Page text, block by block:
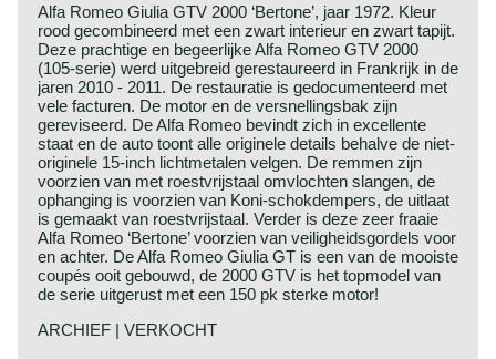
Alfa Romeo Giulia GTV 2000 ‘Bertone’, jaar 1972. Kleur
rood gecombineerd met een zwart interieur en zwart tapijt.
Deze prachtige en begeerlijke Alfa Romeo GTV 2000
(105-serie) werd uitgebreid gerestaureerd in Frankrijk in de
jaren 2010 - 2011. De restauratie is gedocumenteerd met
vele facturen. De motor en de versnellingsbak zijn
gereviseerd. De Alfa Romeo bevindt zich in excellente
staat en de auto toont alle originele details behalve de niet-
originele 15-inch lichtmetalen velgen. De remmen zijn
voorzien van met roestvrijstaal omvlochten slangen, de
ophanging is voorzien van Koni-schokdempers, de uitlaat
is gemaakt van roestvrijstaal. Verder is deze zeer fraaie
Alfa Romeo ‘Bertone’ voorzien van veiligheidsgordels voor
en achter. De Alfa Romeo Giulia GT is een van de mooiste
coupés ooit gebouwd, de 2000 GTV is het topmodel van
de serie uitgerust met een 150 pk sterke motor!
ARCHIEF | VERKOCHT